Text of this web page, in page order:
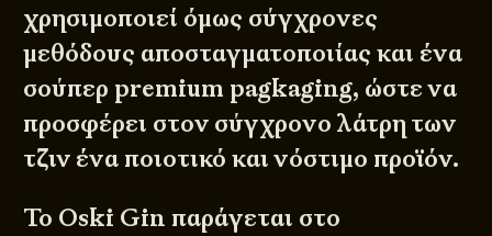
χρησιμοποιεί όμως σύγχρονες
μεθόδους αποσταγματοποιίας και ένα
σούπερ premium pagkaging, ώστε να
προσφέρει στον σύγχρονο λάτρη των
τζιν ένα ποιοτικό και νόστιμο προϊόν.
Το Oski Gin παράγεται στο